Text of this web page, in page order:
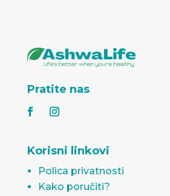
Pratite nas
Korisni linkovi
Polica privatnosti
Kako poručiti?